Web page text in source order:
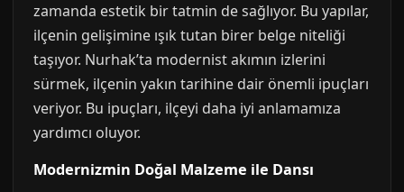
zamanda estetik bir tatmin de sağlıyor. Bu yapılar,
ilçenin gelişimine ışık tutan birer belge niteliği
taşıyor. Nurhak’ta modernist akımın izlerini
sürmek, ilçenin yakın tarihine dair önemli ipuçları
veriyor. Bu ipuçları, ilçeyi daha iyi anlamamıza
yardımcı oluyor.
Modernizmin Doğal Malzeme ile Dansı